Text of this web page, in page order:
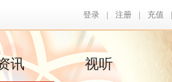
登录 注册 充值
讯 视听